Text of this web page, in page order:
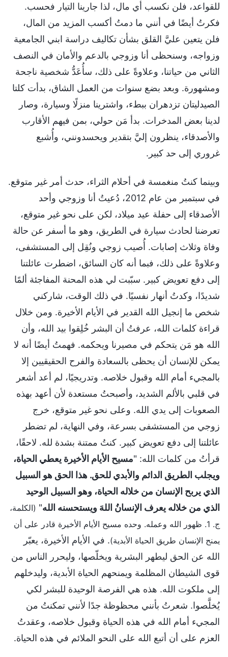
للقواعد، فلن نكسب أي مال، لذا جارينا التيار فحسب.
فكرتُ أيضًا في أنني ما دمتُ أكسب المزيد من المال،
فلن يتعين عليَّ القلق بشأن تكاليف دراسة ابني الجامعية
وزواجه، وسنحظى أنا وزوجي بالدعم والأمان في النصف
الثاني من حياتنا، وعلاوةً على ذلك، سأُعَدُّ شخصية ناجحة
ومشهورة. وبعد بضع سنوات من العمل الشاق، بدأت كلتا
الصيدليتان تزدهران ببطء، واشترينا منزلًا وسيارة، وصار
لدينا بعض المدخرات. بدأ مَن حولي، بمن فيهم الأقارب
والأصدقاء، ينظرون إليَّ بتقدير ويحسدونني، وأُشبع
غروري إلى حد كبير.
وبينما كنتُ منغمسة في أحلام الثراء، حدث أمر غير متوقع.
في سبتمبر من عام 2012، دُعيتُ أنا وزوجي وأحد
الأصدقاء إلى حفلة عيد ميلاد، لكن على نحو غير متوقع،
تعرضنا لحادث سيارة في الطريق، وهو ما أسفر عن حالة
وفاة وثلاث إصابات. أُصيب زوجي ونُقِل إلى المستشفى،
وعلاوةً على ذلك، فبما أنه كان السائق، اضطرت عائلتنا
إلى دفع تعويض كبير. سبّبت لي هذه المحنة المفاجئة ألمًا
شديدًا، وكدتُ أنهار نفسيًا. في ذلك الوقت، شاركني
شخص ما إنجيل الله القدير في الأيام الأخيرة. ومن خلال
قراءة كلمات الله، عرفتُ أن البشر خُلِقوا بيد الله، وأن
الله هو مَن يتحكم في مصيرنا ويحكمه. فهمتُ أيضًا أنه لا
يمكن للإنسان أن يحظى بالسعادة والفرح الحقيقيين إلا
بالمجيء أمام الله وقبول خلاصه. وتدريجيًا، لم أعد أشعر
في قلبي بالألم الشديد، وأصبحتُ مستعدة لأن أعهد بهذه
الصعوبات إلى يدي الله. وعلى نحو غير متوقع، خرج
زوجي من المستشفى بسرعة، وفي النهاية، لم تضطر
عائلتنا إلى دفع تعويض كبير. كنتُ ممتنة بشدة لله. لاحقًا،
قرأتُ من كلمات الله: "مسيح الأيام الأخيرة يعطي الحياة،
ويجلب الطريق الدائم والأبدي للحق. هذا الحق هو السبيل
الذي يربح الإنسان من خلاله الحياة، وهو السبيل الوحيد
الذي من خلاله يعرف الإنسانُ اللهَ ويستحسنه الله" (الكلمة،
ج. 1. ظهور الله وعمله. وحده مسيح الأيام الأخيرة قادر على أن
يمنح الإنسان طريق الحياة الأبدية). في الأيام الأخيرة، يعبّر
الله عن الحق ليطهر البشرية ويخلّصها، وليحرر الناس من
قوى الشيطان المظلمة ويمنحهم الحياة الأبدية، وليدخلهم
إلى ملكوت الله. هذه هي الفرصة الوحيدة للبشر لكي
يُخلَّصوا. شعرتُ بأنني محظوظة جدًا لأنني تمكنتُ من
المجيء أمام الله في هذه الحياة وقبول خلاصه، وعقدتُ
العزم على أن أتبع الله على النحو الملائم في هذه الحياة.